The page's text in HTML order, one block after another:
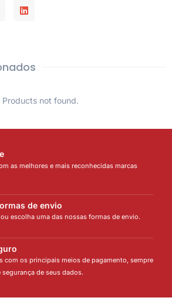
Products not found.
as melhores e mais reconhecidas marcas
de envio
ou escolha uma das nossas formas de envio.
com os principais meios de pagamento, sempre
de seus dados.